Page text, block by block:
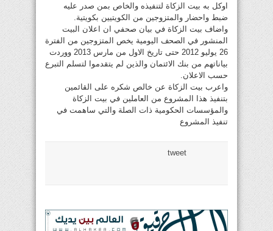
اوكل به بيت الزكاة لتنفيذه والخاص بمن صدر عليه
ضبط واحضار والمتزوجين من الكويتيين بكويتية.
واضاف بيت الزكاة في بيان صحفي ان اعلان البيت
المنشور في الصحف اليومية يخص المتزوجين من الفترة
26 يوليو 2012 حتى تاريخ الاول من مارس 2013 ووردت
بياناتهم من بنك الائتمان والذين لم يتقدموا لتسلم التبرع
حسب الاعلان.
واعرب بيت الزكاة عن خالص شكره على القائمين
بتنفيذ هذا المشروع من العاملين في بيت الزكاة
والمؤسسات الحكومية ذات الصلة والتي ساهمت في
تنفيذ المشروع
tweet